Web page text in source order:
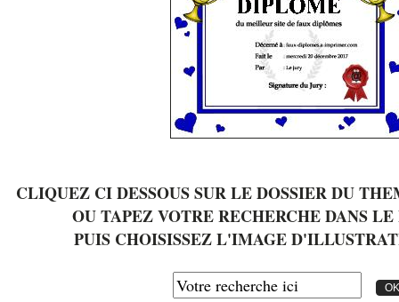
CLIQUEZ CI DESSOUS SUR LE DOSSIER DU
OU TAPEZ VOTRE RECHERCHE DANS
PUIS CHOISISSEZ L'IMAGE